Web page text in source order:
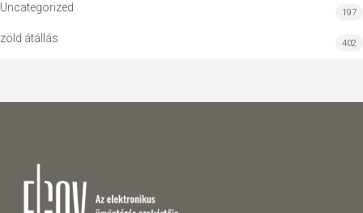
Uncategorized 197
zöld átállás 402